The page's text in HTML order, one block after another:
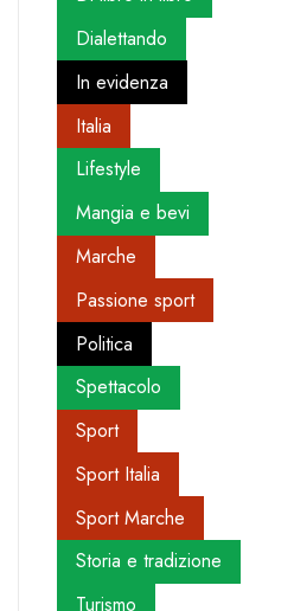
Dialettando
In evidenza
Italia
Lifestyle
Mangia e bevi
Marche
Passione sport
Politica
Spettacolo
Sport
Sport Italia
Sport Marche
Storia e tradizione
Turismo